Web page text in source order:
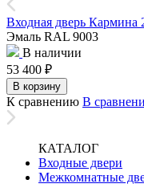
Входная дверь Кармина
Эмаль RAL 9003
В наличии
53 400 ₽
В корзину
К сравнению В
КАТАЛОГ
Входные двери
Межкомнатные